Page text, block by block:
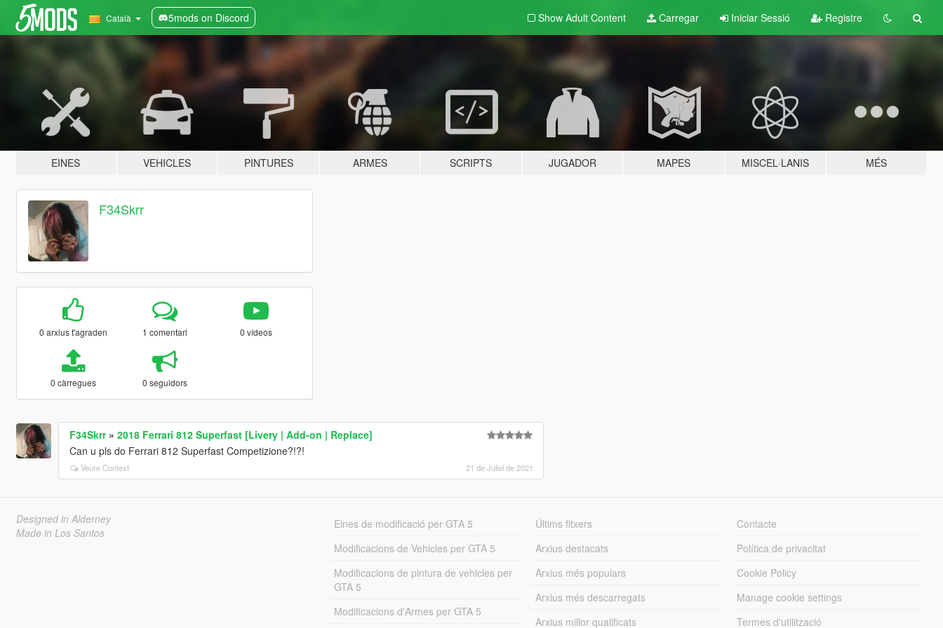
Català 5mods on Discord Show Adult Content Carregar Iniciar Sessió Registre
EINES VEHICLES PINTURES ARMES SCRIPTS JUGADOR MAPES MISCEL·LANIS MÉS
F34Skrr
0 arxius t'agraden 1 comentari 0 vídeos
0 càrregues 0 seguidors
F34Skrr» 2018 Ferrari 812 Superfast [Livery | Add-on | Replace]
Can u pls do Ferrari 812 Superfast Competizione?!?!
Veure Context 21 de Juliol de 2021
Designed in Alderney
Made in Los Santos
Eines de modificació per GTA 5
Modificacions de Vehicles per GTA 5
Modificacions de pintura de vehicles per
GTA 5
Modificacions d'Armes per GTA 5
Últims fitxers
Arxius destacats
Arxius més populars
Arxius més descarregats
Arxius millor qualificats
Contacte
Política de privacitat
Cookie Policy
Manage cookie settings
Termes d'utilització